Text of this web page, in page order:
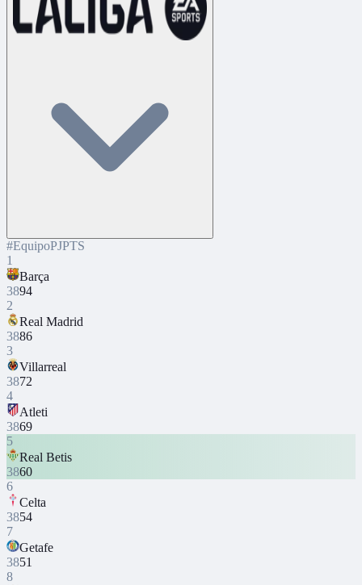
#EquipoPJPTS
1
Barça
3894
2
Real Madrid
3886
3
Villarreal
3872
4
Atleti
3869
5
Real Betis
3860
6
Celta
3854
7
Getafe
3851
8